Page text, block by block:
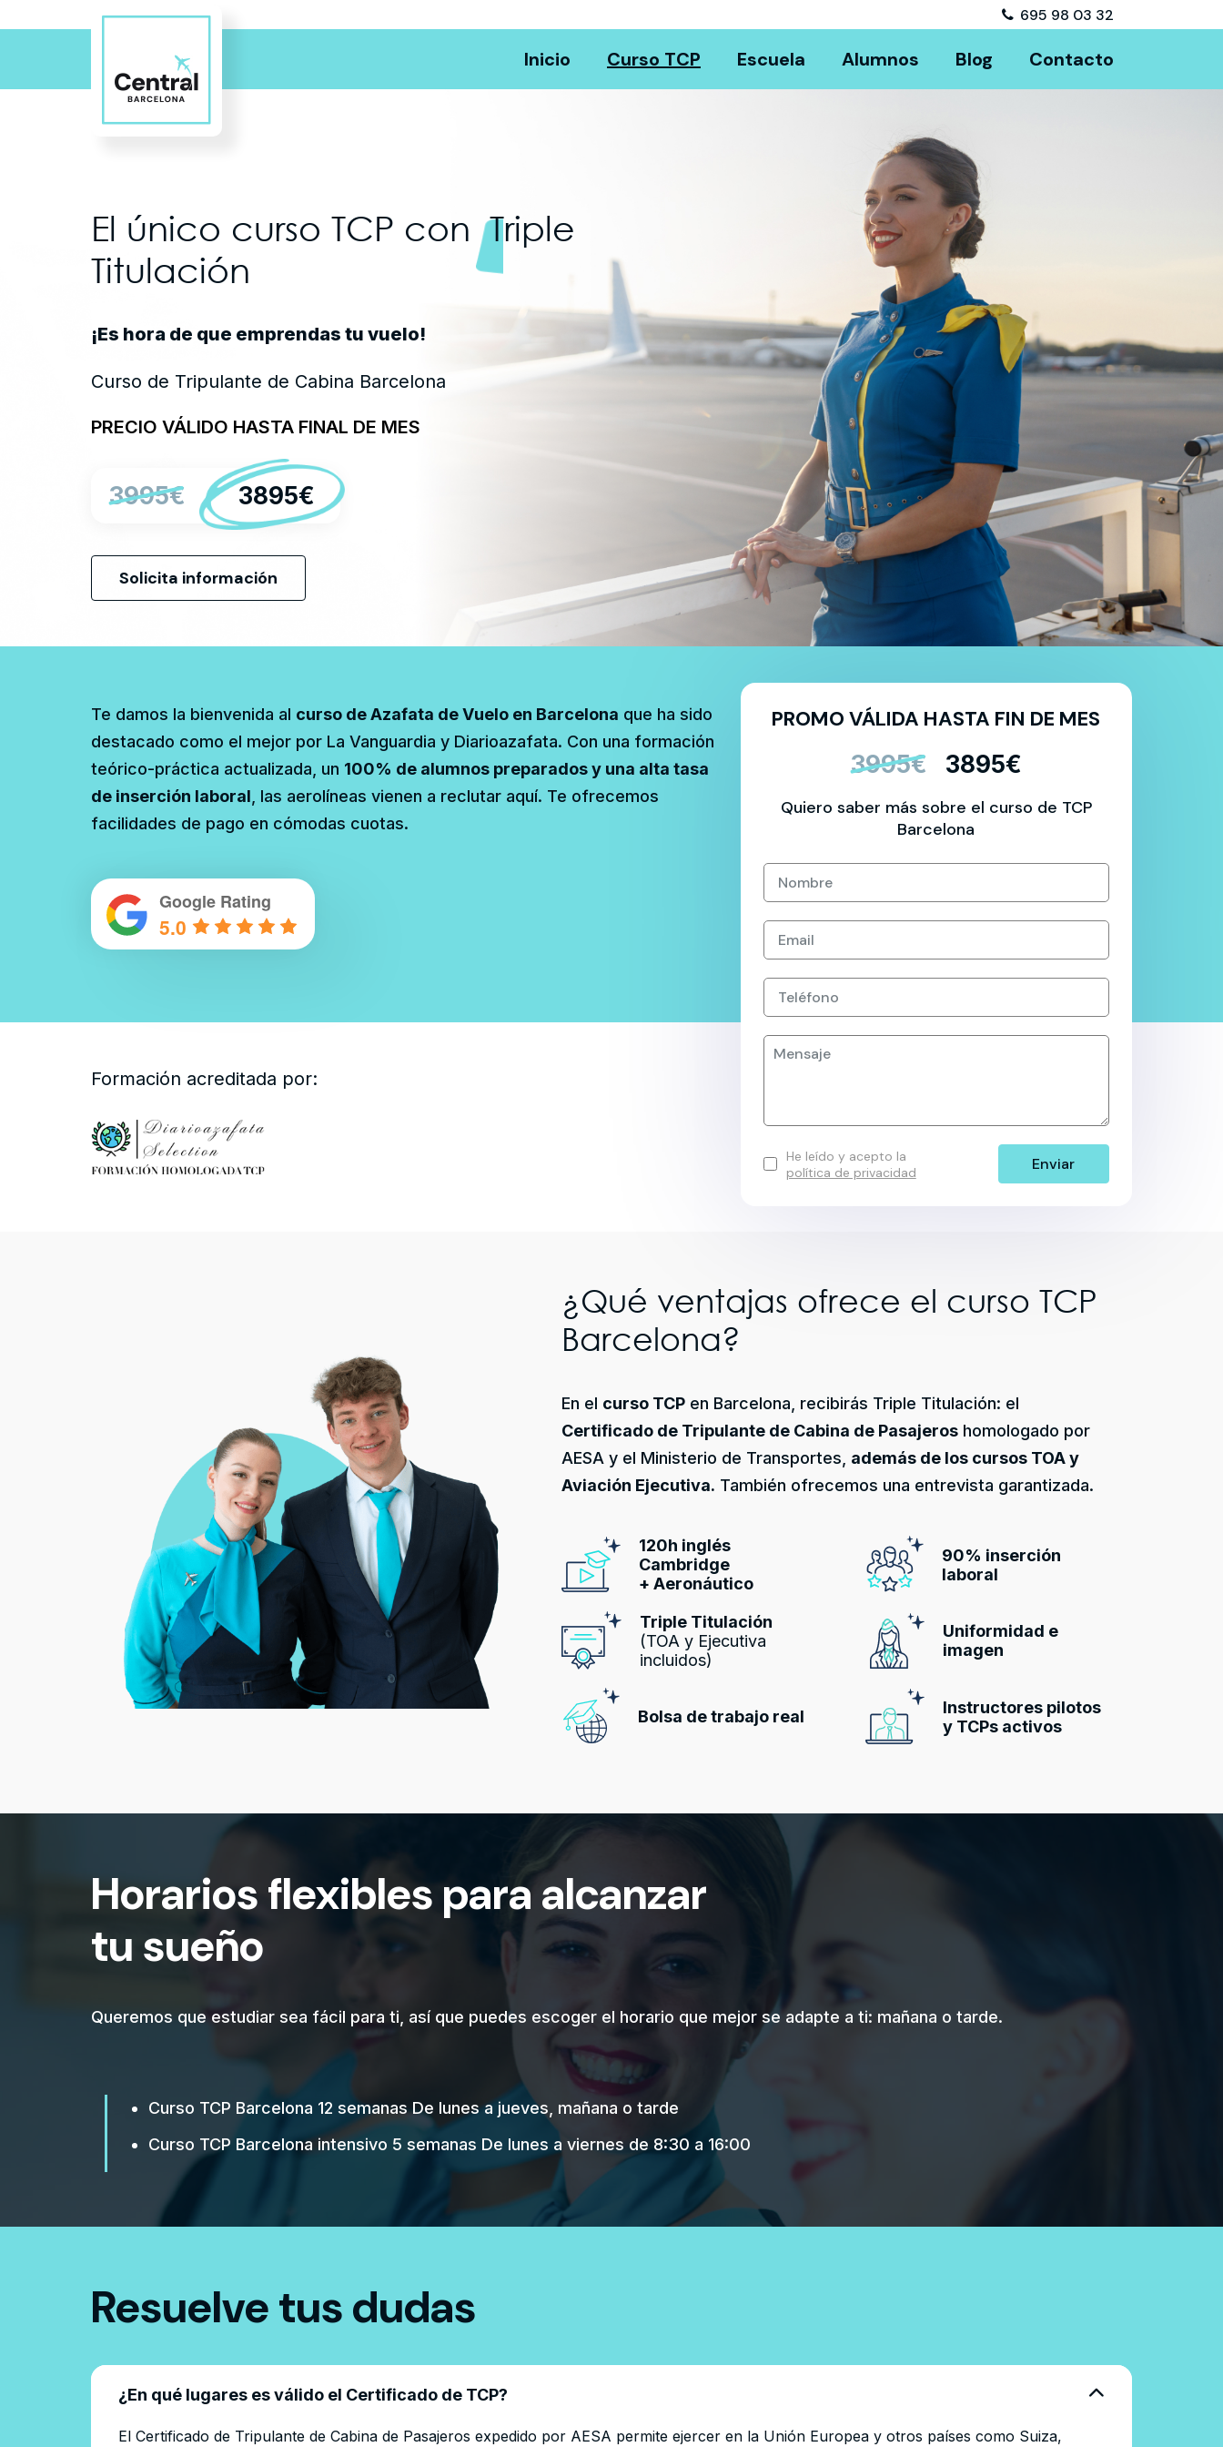
695 98 03 32
Inicio Curso TCP Escuela Alumnos Blog Contacto
El único curso TCP con Triple
Titulación
¡Es hora de que emprendas tu vuelo!
Curso de Tripulante de Cabina Barcelona
PRECIO VÁLIDO HASTA FINAL DE MES
3895€
3995€
Solicita información
Te damos la bienvenida al curso de Azafata de Vuelo en Barcelona que ha sido
destacado como el mejor por La Vanguardia y Diarioazafata. Con una formación
teórico-práctica actualizada, un 100% de alumnos preparados y una alta tasa
de inserción laboral , las aerolíneas vienen a reclutar aquí. Te ofrecemos
facilidades de pago en cómodas cuotas.
Google Rating
5.0
PROMO VÁLIDA HASTA FIN DE MES
3895€
3995€
Quiero saber más sobre el curso de TCP
Barcelona
He leído y acepto la
política de privacidad
Formación acreditada por:
¿Qué ventajas ofrece el curso TCP
Barcelona?
En el curso TCPen Barcelona, recibirás Triple Titulación: el
Certificado de Tripulante de Cabina de Pasajeroshomologado por
AESA y el Ministerio de Transportes, además de los cursos TOA y
Aviación Ejecutiva. También ofrecemos una entrevista garantizada.
120h inglés
Cambridge
+ Aeronáutico
90% inserción
laboral
Triple Titulación
(TOA y Ejecutiva
incluidos)
Uniformidad e
imagen
Bolsa de trabajo real
Instructores pilotos
y TCPs activos
Horarios flexibles para alcanzar
tu sueño
Queremos que estudiar sea fácil para ti, así que puedes escoger el horario que mejor se adapte a ti: mañana o tarde.
Curso TCP Barcelona 12 semanas De lunes a jueves, mañana o tarde
Curso TCP Barcelona intensivo 5 semanas De lunes a viernes de 8:30 a 16:00
Resuelve tus dudas
¿En qué lugares es válido el Certificado de TCP?
El Certificado de Tripulante de Cabina de Pasajeros expedido por AESA permite ejercer en la Unión Europea y otros países como Suiza,